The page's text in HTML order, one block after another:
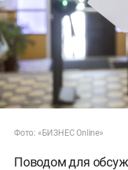
Фото: «БИЗНЕС Online»
Поводом для